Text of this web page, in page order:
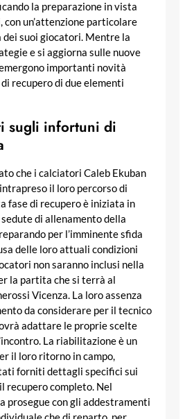
la preparazione in vista
con un’attenzione particolare
dei suoi giocatori. Mentre la
e si aggiorna sulle nuove
importanti novità
recupero di due elementi
sugli infortuni di
che i calciatori Caleb Ekuban
il loro percorso di
fase di recupero è iniziata in
di allenamento della
per l’imminente sfida
delle loro attuali condizioni
non saranno inclusi nella
la partita che si terrà al
Vicenza. La loro assenza
da considerare per il tecnico
adattare le proprie scelte
La riabilitazione è un
il loro ritorno in campo,
forniti dettagli specifici sui
recupero completo. Nel
prosegue con gli addestramenti